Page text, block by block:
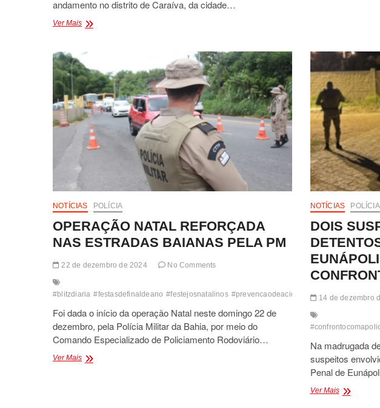
andamento no distrito de Caraíva, da cidade…
Ver MaisFOI
OPERAÇÃO
VÉRTICE
ZERO
EM
CARAÍVA
COM
SALDO
DE
CINCO
MORTES
DE
VEÍCULOS
E
DE
NOTÍCIAS POLÍCIA
OPERAÇÃO NATAL REFORÇADA
NAS ESTRADAS BAIANAS PELA PM
22 de dezembro de 2024 No Comments
#blitzdiaria #festasdefinaldeano #festejosnatalinos #prevencaodeacidentes #rodoviasbaianas
Foi dada o início da operação Natal neste domingo 22 de
dezembro, pela Polícia Militar da Bahia, por meio do
Comando Especializado de Policiamento Rodoviário…
Ver MaisOPERAÇÃO
NOTÍCIAS POLÍCIA
DOIS
14 de dezembro
Na madrugada
suspeitos
Penal de
Ver MaisDOIS